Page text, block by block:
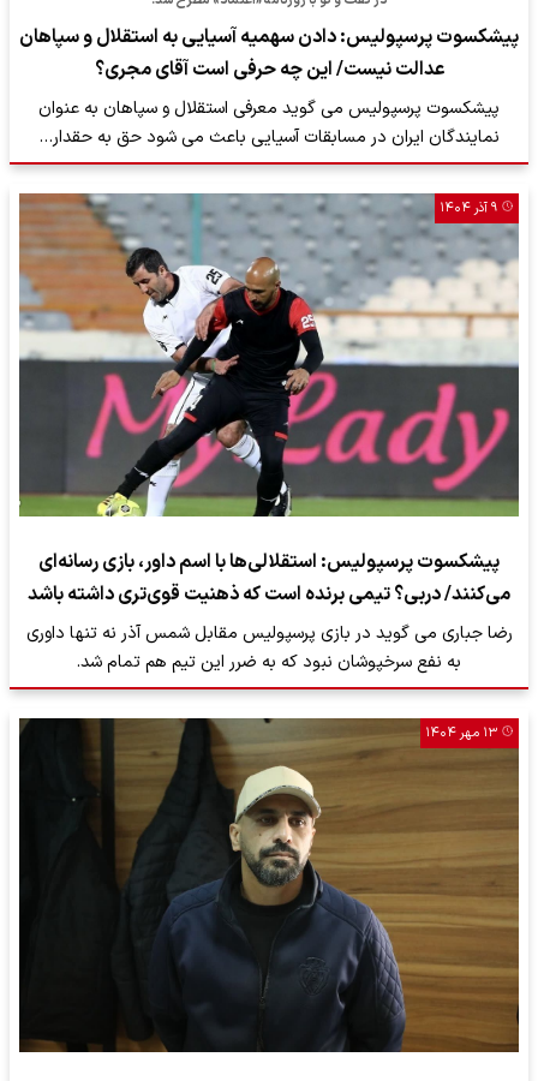
پیشکسوت پرسپولیس: دادن سهمیه آسیایی به استقلال و سپاهان
عدالت نیست/ این چه حرفی است آقای مجری؟
پیشکسوت پرسپولیس می گوید معرفی استقلال و سپاهان به عنوان
نمایندگان ایران در مسابقات آسیایی باعث می شود حق به حقدار…
۹ آذر ۱۴۰۴
پیشکسوت پرسپولیس: استقلالی‌ها با اسم داور، بازی رسانه‌ای
می‌کنند/ دربی؟ تیمی برنده است که ذهنیت قوی‌تری داشته باشد
رضا جباری می گوید در بازی پرسپولیس مقابل شمس آذر نه تنها داوری
به نفع سرخپوشان نبود که به ضرر این تیم هم تمام شد.
۱۳ مهر ۱۴۰۴